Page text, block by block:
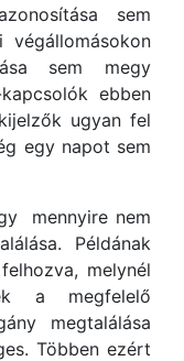
sem
sem megy
ebben
ugyan fel
egy napot sem
mennyire nem
Példának
melynél
a megfelelő
megtalálása
Többen ezért